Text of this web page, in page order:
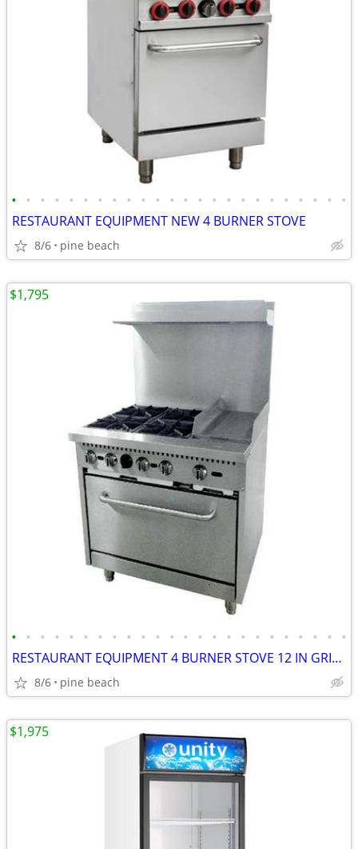
• • • • • • • • • • • • • • • • • • • • • • • •
RESTAURANT EQUIPMENT NEW 4 BURNER STOVE
8/6 pine beach
• • • • • • • • • • • • • • • • • • • • • • • •
RESTAURANT EQUIPMENT 4 BURNER STOVE 12 IN GRIDDLE
8/6 pine beach
$1,795
$1,975